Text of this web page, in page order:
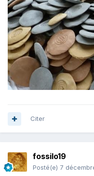
Citer
fossilo19
Posté(e) 7